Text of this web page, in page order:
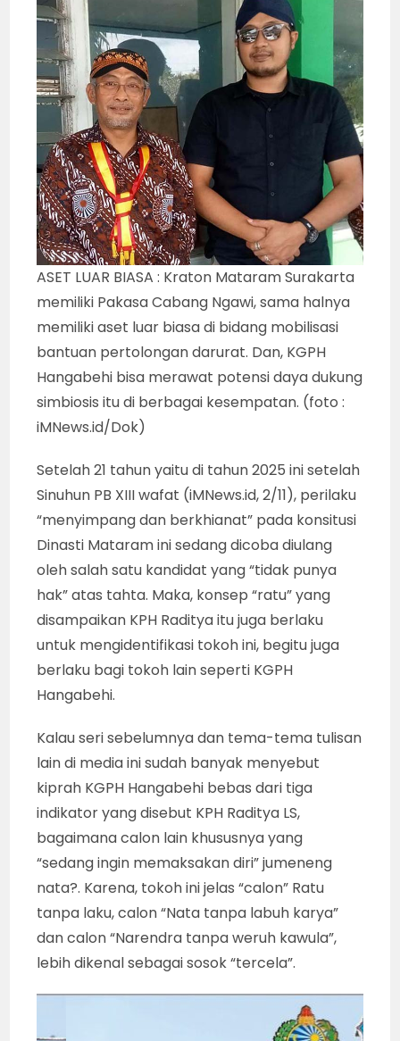
ASET LUAR BIASA : Kraton Mataram Surakarta
memiliki Pakasa Cabang Ngawi, sama halnya
memiliki aset luar biasa di bidang mobilisasi
bantuan pertolongan darurat. Dan, KGPH
Hangabehi bisa merawat potensi daya dukung
simbiosis itu di berbagai kesempatan. (foto :
iMNews.id/Dok)
Setelah 21 tahun yaitu di tahun 2025 ini setelah
Sinuhun PB XIII wafat (iMNews.id, 2/11), perilaku
“menyimpang dan berkhianat” pada konsitusi
Dinasti Mataram ini sedang dicoba diulang
oleh salah satu kandidat yang “tidak punya
hak” atas tahta. Maka, konsep “ratu” yang
disampaikan KPH Raditya itu juga berlaku
untuk mengidentifikasi tokoh ini, begitu juga
berlaku bagi tokoh lain seperti KGPH
Hangabehi.
Kalau seri sebelumnya dan tema-tema tulisan
lain di media ini sudah banyak menyebut
kiprah KGPH Hangabehi bebas dari tiga
indikator yang disebut KPH Raditya LS,
bagaimana calon lain khususnya yang
“sedang ingin memaksakan diri” jumeneng
nata?. Karena, tokoh ini jelas “calon” Ratu
tanpa laku, calon “Nata tanpa labuh karya”
dan calon “Narendra tanpa weruh kawula”,
lebih dikenal sebagai sosok “tercela”.